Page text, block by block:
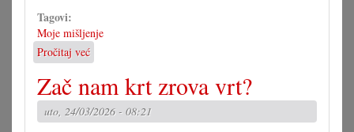
Tagovi:
Moje mišljenje
Pročitaj već
Kako
naučiti
čitati?
Zač nam krt zrova vrt?
uto, 24/03/2026 - 08:21